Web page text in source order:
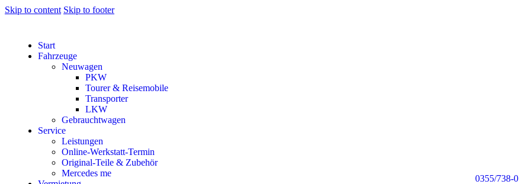
Skip to content Skip to footer
Start
Fahrzeuge
Neuwagen
PKW
Tourer & Reisemobile
Transporter
LKW
Gebrauchtwagen
Service
Leistungen
Online-Werkstatt-Termin
Original-Teile & Zubehör
Mercedes me
0355/738-0